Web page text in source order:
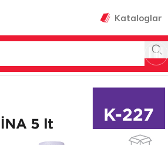
Kataloglar
KOLONYA & GÜLSUYU